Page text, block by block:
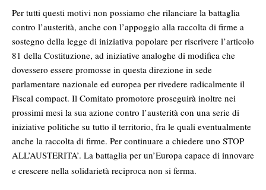
Per tutti questi motivi non possiamo che rilanciare la battaglia
contro l’austerità, anche con l’appoggio alla raccolta di firme a
sostegno della legge di iniziativa popolare per riscrivere l’articolo
81 della Costituzione, ad iniziative analoghe di modifica che
dovessero essere promosse in questa direzione in sede
parlamentare nazionale ed europea per rivedere radicalmente il
Fiscal compact. Il Comitato promotore proseguirà inoltre nei
prossimi mesi la sua azione contro l’austerità con una serie di
iniziative politiche su tutto il territorio, fra le quali eventualmente
anche la raccolta di firme. Per continuare a chiedere uno STOP
ALL’AUSTERITA’. La battaglia per un’Europa capace di innovare
e crescere nella solidarietà reciproca non si ferma.